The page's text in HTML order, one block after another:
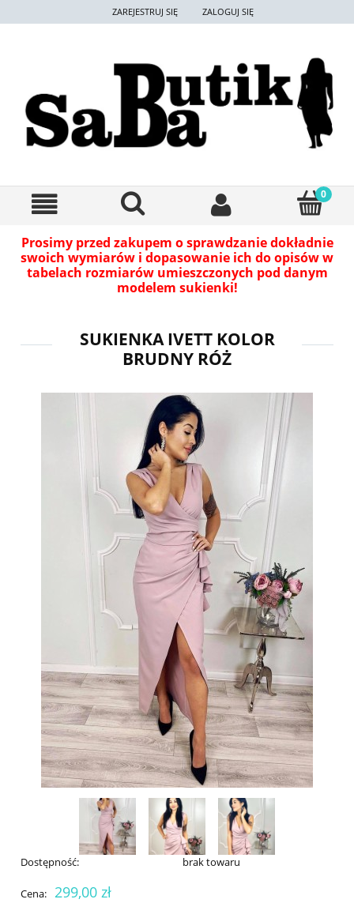
ZAREJESTRUJ SIĘ ZALOGUJ SIĘ
Prosimy przed zakupem o sprawdzanie dokładnie
swoich wymiarów i dopasowanie ich do opisów w
tabelach rozmiarów umieszczonych pod danym
modelem sukienki!
SUKIENKA IVETT KOLOR
BRUDNY RÓŻ
Dostępność: brak towaru
Cena: 299,00 zł